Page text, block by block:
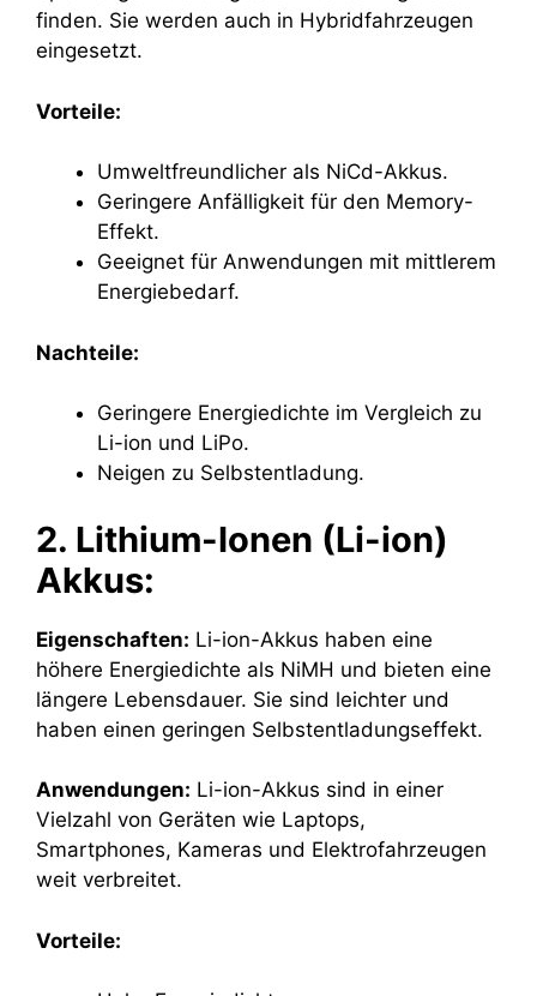
finden. Sie werden auch in Hybridfahrzeugen
eingesetzt.
Vorteile:
Umweltfreundlicher als NiCd-Akkus.
Geringere Anfälligkeit für den Memory-
Effekt.
Geeignet für Anwendungen mit mittlerem
Energiebedarf.
Nachteile:
Geringere Energiedichte im Vergleich zu
Li-ion und LiPo.
Neigen zu Selbstentladung.
2. Lithium-Ionen (Li-ion)
Akkus:
Eigenschaften: Li-ion-Akkus haben eine
höhere Energiedichte als NiMH und bieten eine
längere Lebensdauer. Sie sind leichter und
haben einen geringen Selbstentladungseffekt.
Anwendungen: Li-ion-Akkus sind in einer
Vielzahl von Geräten wie Laptops,
Smartphones, Kameras und Elektrofahrzeugen
weit verbreitet.
Vorteile: